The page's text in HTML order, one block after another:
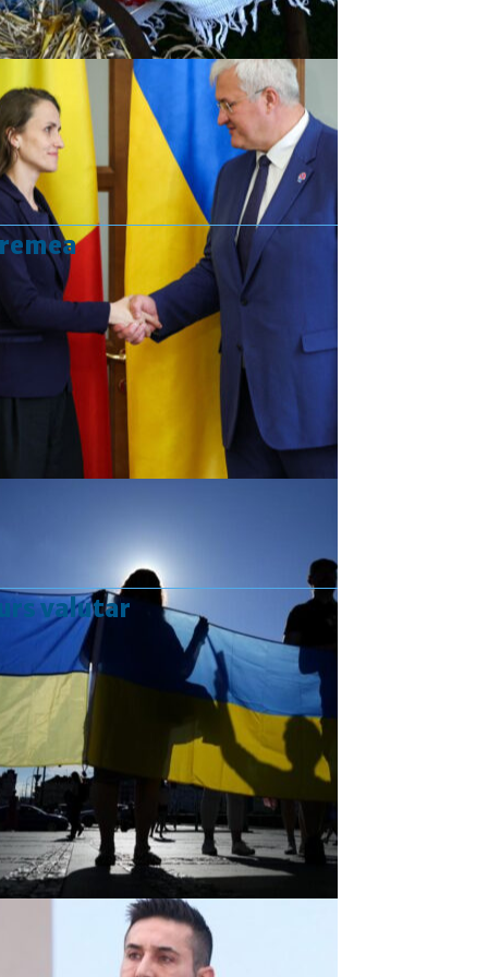
valutar
Curs valutar: 07 Aug 2026
EUR
: 5,2554 RON
+0,0041 ▲
: 4,5584 RON
+0,0077 ▲
: 5,6244 RON
+0,0023 ▲
GBP : 6,1277 RON
+0,0041 ▲
Convertor valutar
»